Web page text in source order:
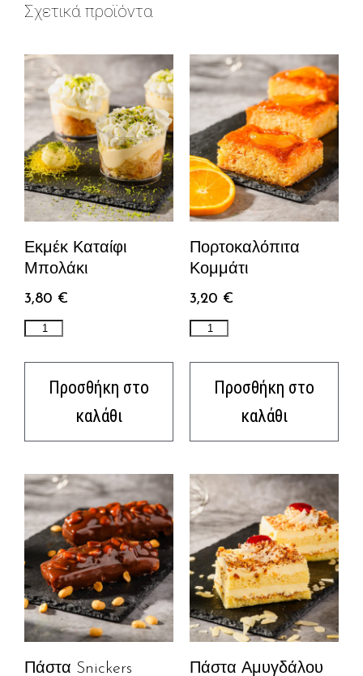
Σχετικά προϊόντα
Εκμέκ Καταίφι
Μπολάκι
3,80 €
Προσθήκη στο
καλάθι
Πορτοκαλόπιτα
Κομμάτι
3,20 €
Προσθήκη στο
καλάθι
Πάστα Snickers Πάστα Αμυγδάλου